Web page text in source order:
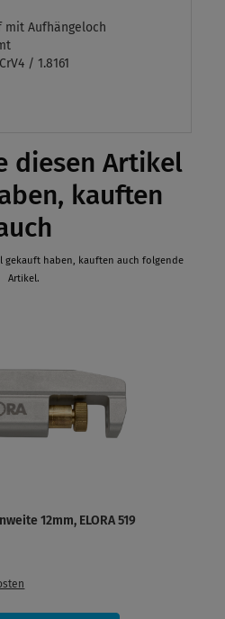
mit Aufhängeloch
/ 1.8161
diesen Artikel
kauften
gekauft haben, kauften auch folgende
Artikel.
12mm, ELORA 519